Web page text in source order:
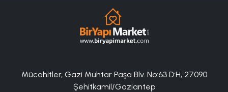
Mücahitler, Gazi Muhtar Paşa Blv. No:63 D:H, 27090
Şehitkamil/Gaziantep